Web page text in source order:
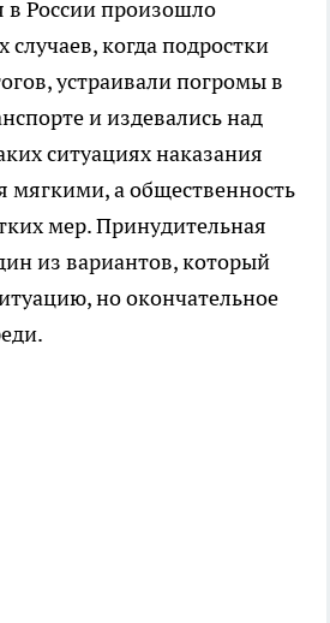
в России произошло
случаев, когда подростки
устраивали погромы в
и издевались над
ситуациях наказания
мягкими, а общественность
мер. Принудительная
из вариантов, который
но окончательное